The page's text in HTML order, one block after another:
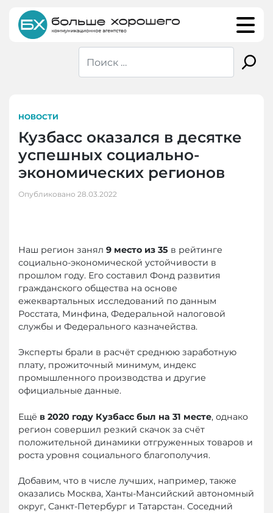
content
НОВОСТИ
Кузбасс оказался в десятке
успешных социально-
экономических регионов
Опубликовано 28.03.2022
Наш регион занял 9 место из 35 в рейтинге
социально-экономической устойчивости в
прошлом году. Его составил Фонд развития
гражданского общества на основе
ежеквартальных исследований по данным
Росстата, Минфина, Федеральной налоговой
службы и Федерального казначейства.
Эксперты брали в расчёт среднюю заработную
плату, прожиточный минимум, индекс
промышленного производства и другие
официальные данные.
Ещё в 2020 году Кузбасс был на 31 месте, однако
регион совершил резкий скачок за счёт
положительной динамики отгруженных товаров и
роста уровня социального благополучия.
Добавим, что в числе лучших, например, также
оказались Москва, Ханты-Мансийский автономный
округ, Санкт-Петербург и Татарстан. Соседний